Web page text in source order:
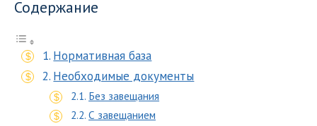
Содержание
Нормативная база
Необходимые документы
Без завещания
С завещанием